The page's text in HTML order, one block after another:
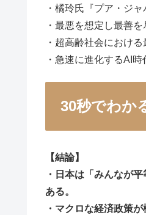
・橘玲氏『プア・ジ
・最悪を想定し最善
・超高齢社会におけ
・急速に進化するAI
30秒でわか
【結論】
・日本は「みんなが
ある。
・マクロな経済政策